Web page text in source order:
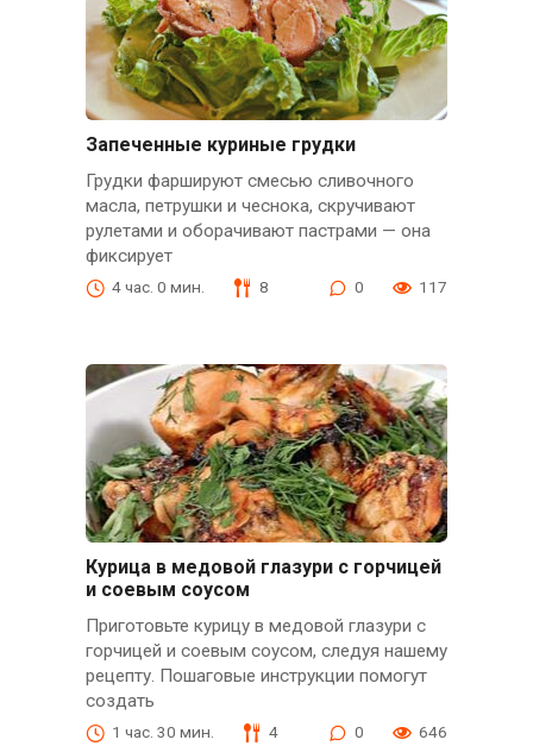
Запеченные куриные грудки
Грудки фаршируют смесью сливочного
масла, петрушки и чеснока, скручивают
рулетами и оборачивают пастрами — она
фиксирует
4 час. 0 мин. 8 0 117
Курица в медовой глазури с горчицей
и соевым соусом
Приготовьте курицу в медовой глазури с
горчицей и соевым соусом, следуя нашему
рецепту. Пошаговые инструкции помогут
создать
1 час. 30 мин. 4 0 646